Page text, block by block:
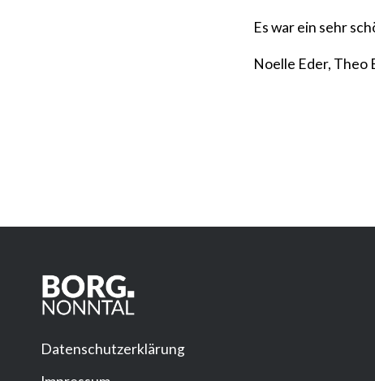
Es war ein sehr
Noelle Eder, Theo
Datenschutzerklärung